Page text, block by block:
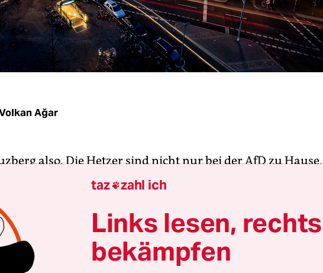
Ağar
also. Die Hetzer sind nicht nur bei der AfD zu Hause,
Bürgern hierzulande ja ganz recht wäre, sieht man ihre
Problem des Rassismus auf den offiziellen
Arm des Rechtsextremismus auszulagern. Die
auch in der Partei Helmut Kohls und Angela Merkels ein
Merz, der gerade den mächtigsten Posten
„Volkspartei“ anstrebt, qualifiziert sich gerade als
taz zahl ich
Links lesen, rechts
bekämpfen